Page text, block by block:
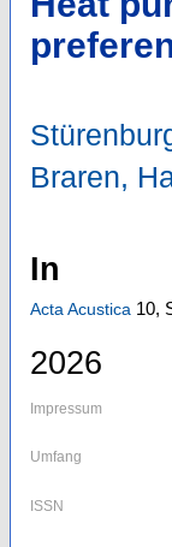
Braren,
In
Acta Acustica 10,
2026
Impressum
Umfang
ISSN